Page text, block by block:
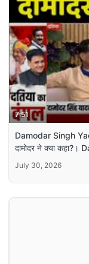
7:51
Damodar Singh
दामोदर ने क्या कहा?।
July 30, 2026